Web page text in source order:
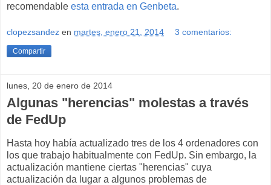
recomendable esta entrada en Genbeta.
clopezsandez en martes, enero 21, 2014 3 comentarios:
Compartir
lunes, 20 de enero de 2014
Algunas "herencias" molestas a través
de FedUp
Hasta hoy había actualizado tres de los 4 ordenadores con
los que trabajo habitualmente con FedUp. Sin embargo, la
actualización mantiene ciertas "herencias" cuya
actualización da lugar a algunos problemas de